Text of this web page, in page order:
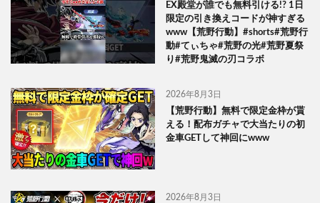
EX殿堂が誰でも無料引ける!? 1日
限定の引き換えコードが神すぎる
www【荒野行動】#shorts#荒野行
動#てぃちゃ#荒野の光#荒野夏祭
り#荒野鬼滅の刃コラボ
2026年8月3日
【荒野行動】無料で限定金枠が貰
える！配布ガチャで大当たりの初
金車GETして神回にwww
2026年8月3日